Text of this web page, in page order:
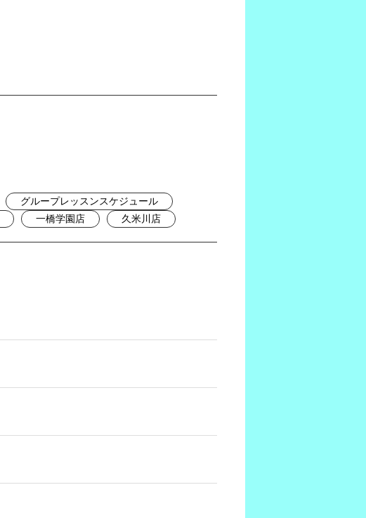
グループレッスンスケジュール
一橋学園店 久米川店